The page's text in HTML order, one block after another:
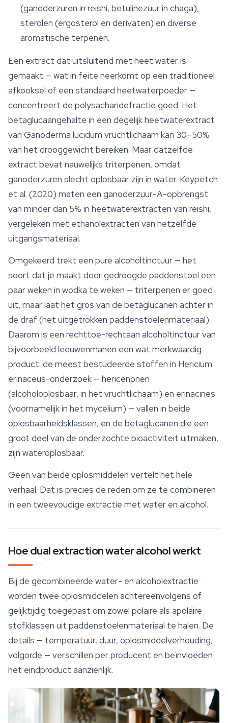
(ganoderzuren in reishi, betulinezuur in chaga),
sterolen (ergosterol en derivaten) en diverse
aromatische terpenen.
Een extract dat uitsluitend met heet water is
gemaakt — wat in feite neerkomt op een traditioneel
afkooksel of een standaard heetwaterpoeder —
concentreert de polysacharidefractie goed. Het
betaglucaangehalte in een degelijk heetwaterextract
van Ganoderma lucidum vruchtlichaam kan 30–50%
van het drooggewicht bereiken. Maar datzelfde
extract bevat nauwelijks triterpenen, omdat
ganoderzuren slecht oplosbaar zijn in water. Keypetch
et al. (2020) maten een ganoderzuur-A-opbrengst
van minder dan 5% in heetwaterextracten van reishi,
vergeleken met ethanolextracten van hetzelfde
uitgangsmateriaal.
Omgekeerd trekt een pure alcoholtinctuur — het
soort dat je maakt door gedroogde paddenstoel een
paar weken in wodka te weken — triterpenen er goed
uit, maar laat het gros van de betaglucanen achter in
de draf (het uitgetrokken paddenstoelenmateriaal).
Daarom is een rechttoe-rechtaan alcoholtinctuur van
bijvoorbeeld leeuwenmanen een wat merkwaardig
product: de meest bestudeerde stoffen in Hericium
erinaceus-onderzoek — hericenonen
(alcoholoplosbaar, in het vruchtlichaam) en erinacines
(voornamelijk in het mycelium) — vallen in beide
oplosbaarheidsklassen, en de betaglucanen die een
groot deel van de onderzochte bioactiviteit uitmaken,
zijn wateroplosbaar.
Geen van beide oplosmiddelen vertelt het hele
verhaal. Dat is precies de reden om ze te combineren
in een tweevoudige extractie met water en alcohol.
Hoe dual extraction water alcohol werkt
Bij de gecombineerde water- en alcoholextractie
worden twee oplosmiddelen achtereenvolgens of
gelijktijdig toegepast om zowel polaire als apolaire
stofklassen uit paddenstoelenmateriaal te halen. De
details — temperatuur, duur, oplosmiddelverhouding,
volgorde — verschillen per producent en beïnvloeden
het eindproduct aanzienlijk.